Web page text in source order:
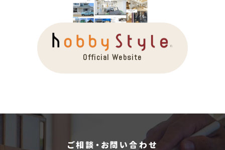
Official Website
ご相談・お問い合わせ